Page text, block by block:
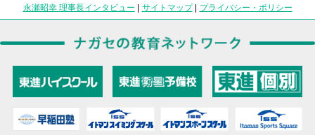
永瀬昭幸 理事長インタビュー | サイトマップ| プライバシー・ポリシー